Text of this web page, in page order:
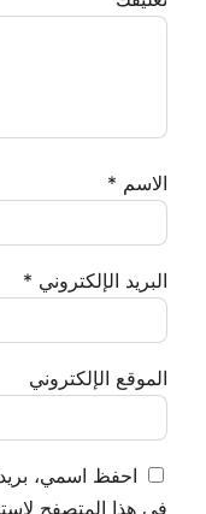
الاسم *
البريد الإلكتروني *
الموقع الإلكتروني
احفظ اسمي،
في هذا المتصفح